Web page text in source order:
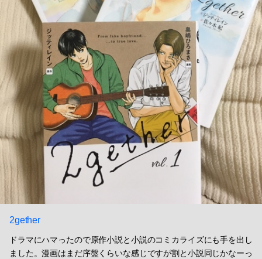
2gether
ドラマにハマったので原作小説と小説のコミカライズにも手を出し
ました。漫画はまだ序盤くらいな感じですが割と小説同じかなーっ